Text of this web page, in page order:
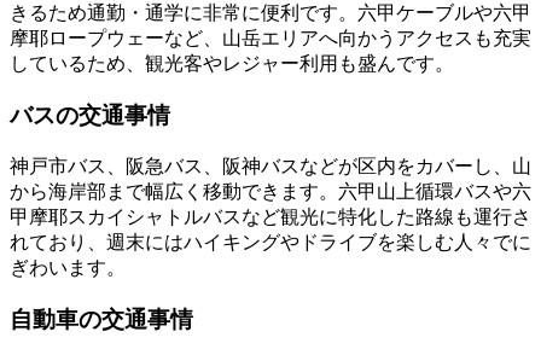
きるため通勤・通学に非常に便利です。六甲ケーブルや六甲
摩耶ロープウェーなど、山岳エリアへ向かうアクセスも充実
しているため、観光客やレジャー利用も盛んです。
バスの交通事情
神戸市バス、阪急バス、阪神バスなどが区内をカバーし、山
から海岸部まで幅広く移動できます。六甲山上循環バスや六
甲摩耶スカイシャトルバスなど観光に特化した路線も運行さ
れており、週末にはハイキングやドライブを楽しむ人々でに
ぎわいます。
自動車の交通事情